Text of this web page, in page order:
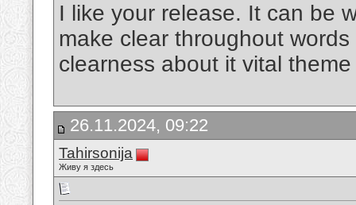
I like your release. It can be
make clear throughout
clearness about it vital
26.11.2024, 09:22
Tahirsonija
Живу я здесь